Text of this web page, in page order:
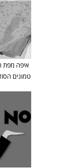
איפה מפת
טמונים